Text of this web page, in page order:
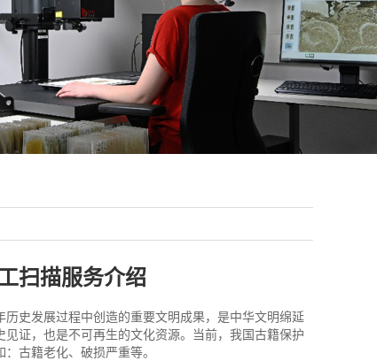
扫描服务介绍
历史发展过程中创造的重要文明成果，是中华文明绵延
证，也是不可再生的文化资源。当前，我国古籍保护
古籍老化、破损严重等。